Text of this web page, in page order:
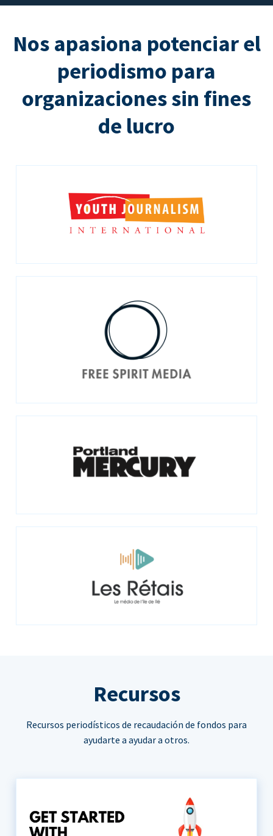
Nos apasiona potenciar el
periodismo para
organizaciones sin fines
de lucro
Recursos
Recursos periodísticos de recaudación de fondos para
ayudarte a ayudar a otros.